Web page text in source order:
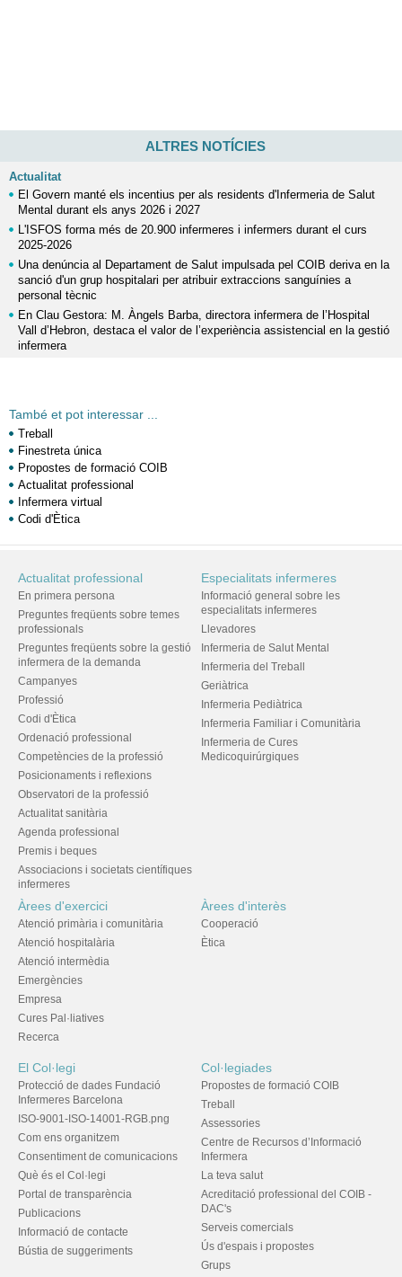
ALTRES NOTÍCIES
Actualitat
El Govern manté els incentius per als residents d'Infermeria de Salut
Mental durant els anys 2026 i 2027
L'ISFOS forma més de 20.900 infermeres i infermers durant el curs
2025-2026
Una denúncia al Departament de Salut impulsada pel COIB deriva en la
sanció d'un grup hospitalari per atribuir extraccions sanguínies a
personal tècnic
En Clau Gestora: M. Àngels Barba, directora infermera de l’Hospital
Vall d’Hebron, destaca el valor de l’experiència assistencial en la gestió
infermera
També et pot interessar ...
Treball
Finestreta única
Propostes de formació COIB
Actualitat professional
Infermera virtual
Codi d'Ètica
Actualitat professional
En primera persona
Preguntes freqüents sobre temes
professionals
Preguntes freqüents sobre la gestió
infermera de la demanda
Campanyes
Professió
Codi d'Ètica
Ordenació professional
Competències de la professió
Posicionaments i reflexions
Observatori de la professió
Actualitat sanitària
Agenda professional
Premis i beques
Associacions i societats científiques
infermeres
Especialitats infermeres
Informació general sobre les
especialitats infermeres
Llevadores
Infermeria de Salut Mental
Infermeria del Treball
Geriàtrica
Infermeria Pediàtrica
Infermeria Familiar i Comunitària
Infermeria de Cures
Medicoquirúrgiques
Àrees d'exercici
Atenció primària i comunitària
Atenció hospitalària
Atenció intermèdia
Emergències
Empresa
Cures Pal·liatives
Recerca
Àrees d'interès
Cooperació
Ètica
El Col·legi
Protecció de dades Fundació
Infermeres Barcelona
ISO-9001-ISO-14001-RGB.png
Com ens organitzem
Consentiment de comunicacions
Què és el Col·legi
Portal de transparència
Publicacions
Informació de contacte
Bústia de suggeriments
Col·legiades
Propostes de formació COIB
Treball
Assessories
Centre de Recursos d’Informació
Infermera
La teva salut
Acreditació professional del COIB -
DAC's
Serveis comercials
Ús d'espais i propostes
Grups